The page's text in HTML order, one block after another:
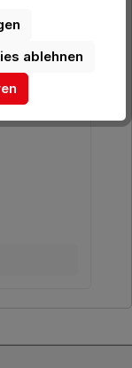
5 Sternen
ablehnen